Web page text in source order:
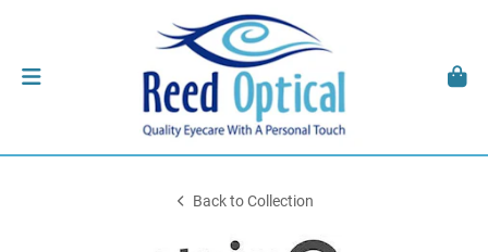
Back to Collection